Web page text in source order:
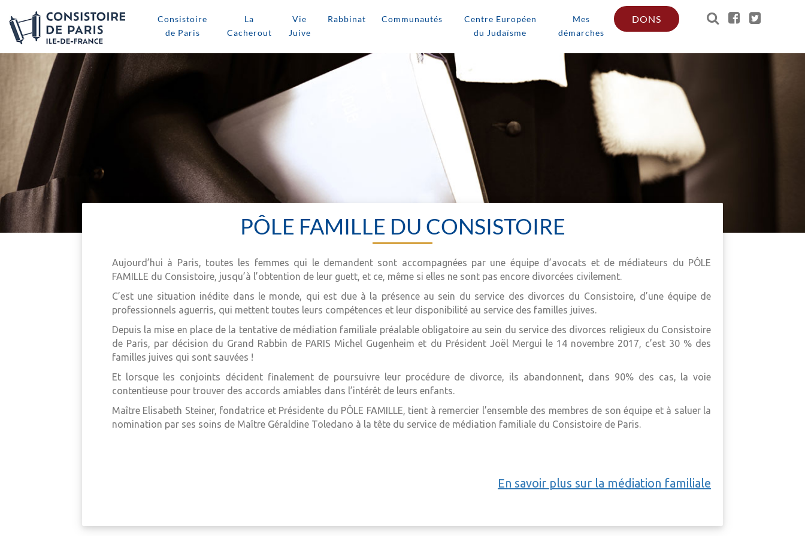
Consistoire
de Paris
La
Cacherout
Vie
Juive
Rabbinat Communautés
Centre Européen
du Judaïsme
Mes
démarches
DONS
PÔLE FAMILLE DU CONSISTOIRE
Aujourd’hui à Paris, toutes les femmes qui le demandent sont accompagnées par une équipe d’avocats et de médiateurs du PÔLE
FAMILLE du Consistoire, jusqu’à l’obtention de leur guett, et ce, même si elles ne sont pas encore divorcées civilement.
C’est une situation inédite dans le monde, qui est due à la présence au sein du service des divorces du Consistoire, d’une équipe de
professionnels aguerris, qui mettent toutes leurs compétences et leur disponibilité au service des familles juives.
Depuis la mise en place de la tentative de médiation familiale préalable obligatoire au sein du service des divorces religieux du Consistoire
de Paris, par décision du Grand Rabbin de PARIS Michel Gugenheim et du Président Joël Mergui le 14 novembre 2017, c’est 30 % des
familles juives qui sont sauvées !
Et lorsque les conjoints décident finalement de poursuivre leur procédure de divorce, ils abandonnent, dans 90% des cas, la voie
contentieuse pour trouver des accords amiables dans l’intérêt de leurs enfants.
Maître Elisabeth Steiner, fondatrice et Présidente du PÔLE FAMILLE, tient à remercier l’ensemble des membres de son équipe et à saluer la
nomination par ses soins de Maître Géraldine Toledano à la tête du service de médiation familiale du Consistoire de Paris.
En savoir plus sur la médiation familiale